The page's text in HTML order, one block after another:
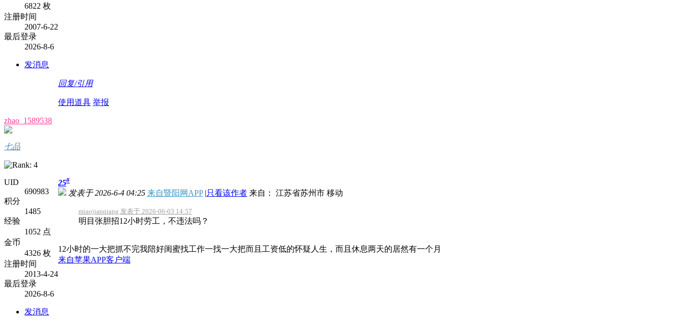
6822 枚
注册时间
2007-6-22
最后登录
2026-8-6
发消息
回复/引用
使用道具 举报
zhao_1589538
七品
UID
690983
积分
1485
经验
1052 点
金币
4326 枚
注册时间
2013-4-24
最后登录
2026-8-6
发消息
25#
发表于 2026-6-4 04:25 来自暨阳网APP |只看该作者 来自： 江苏省苏州市 移动
miaojianqiang 发表于 2026-06-03 14:57
明目张胆招12小时劳工，不违法吗？
12小时的一大把抓不完我陪好闺蜜找工作一找一大把而且工资低的怀疑人生，而且休息两天的居然有一个月
来自苹果APP客户端